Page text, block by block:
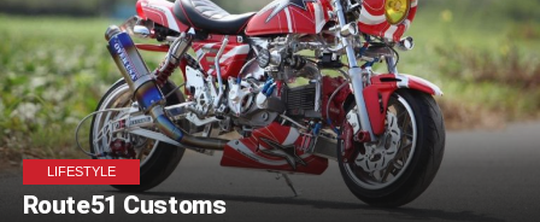
LIFESTYLE
Route51 Customs